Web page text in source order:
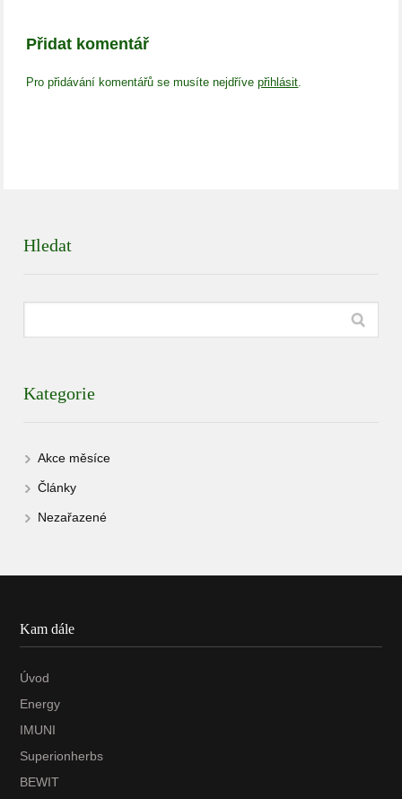
Přidat komentář
Pro přidávání komentářů se musíte nejdřívepřihlásit.
Hledat
Kategorie
Akce měsíce
Články
Nezařazené
Kam dále
Úvod
Energy
IMUNI
Superionherbs
BEWIT